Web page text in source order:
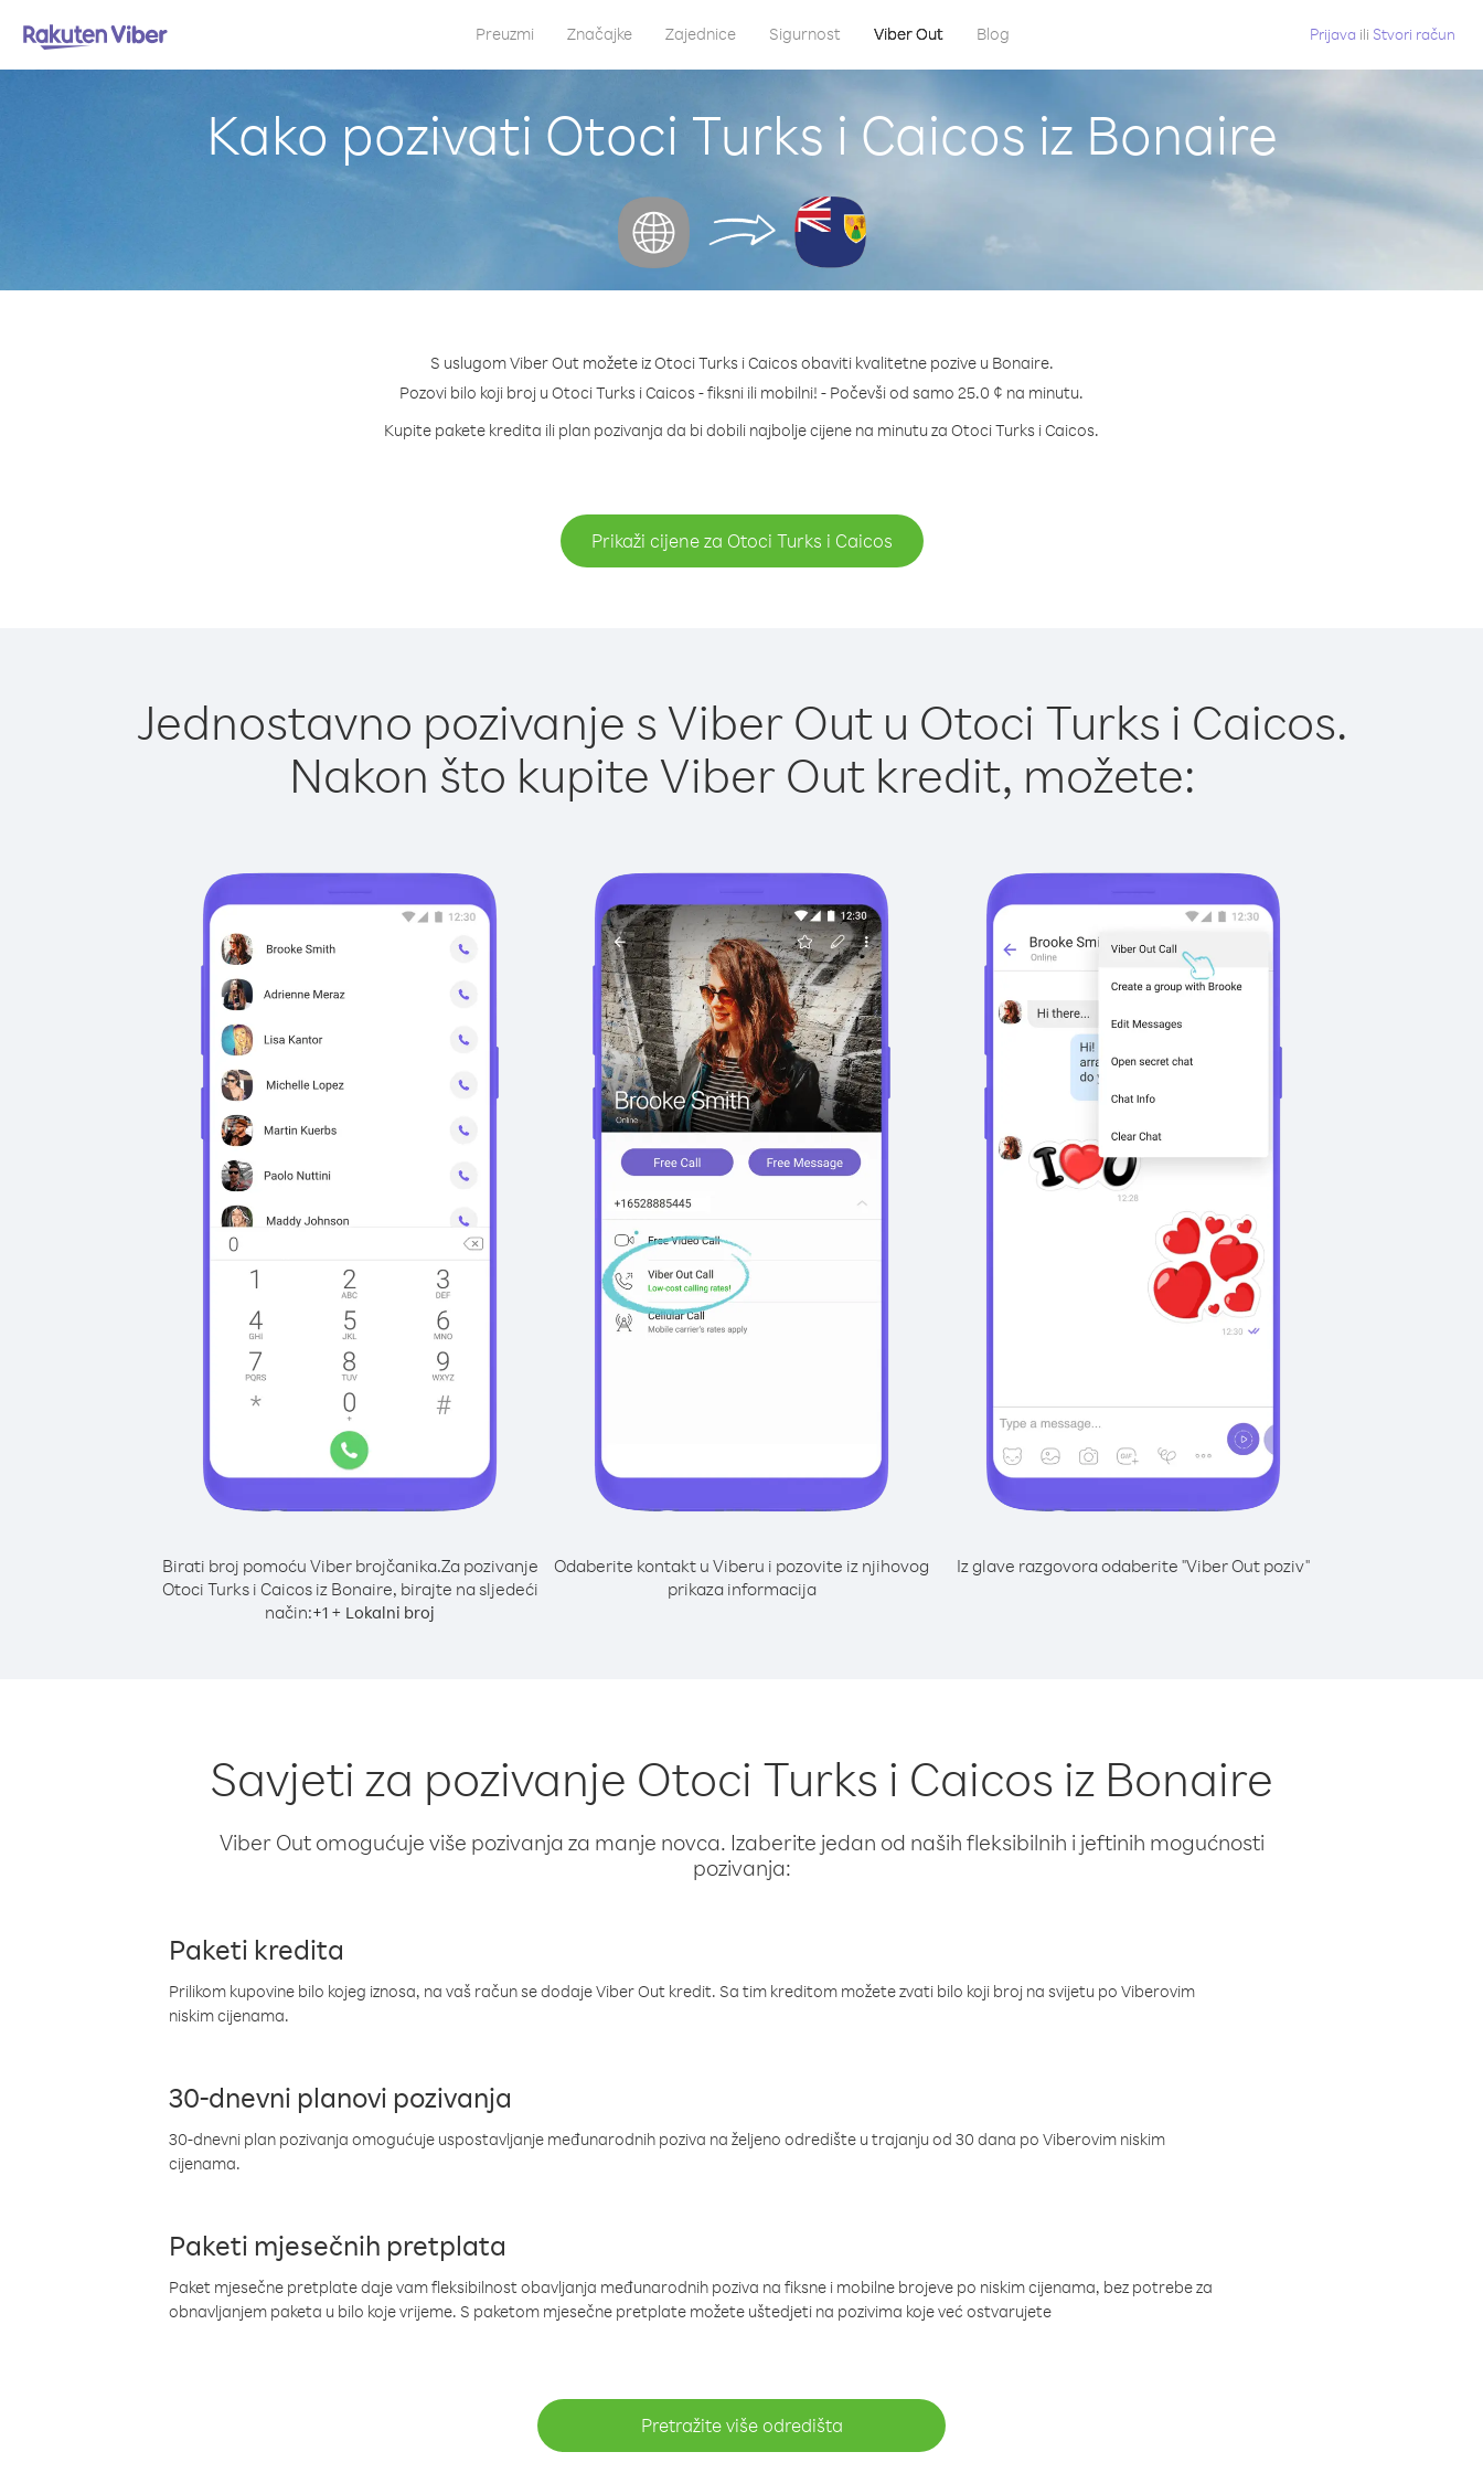
Preuzmi Značajke Zajednice Sigurnost Viber Out Blog Prijava ili Stvori račun
Kako pozivati Otoci Turks i Caicos iz Bonaire
S uslugom Viber Out možete iz Otoci Turks i Caicos obaviti kvalitetne pozive u Bonaire.
Pozovi bilo koji broj u Otoci Turks i Caicos - fiksni ili mobilni! - Počevši od samo 25.0 ¢ na minutu.
Kupite pakete kredita ili plan pozivanja da bi dobili najbolje cijene na minutu za Otoci Turks i Caicos.
Prikaži cijene za Otoci Turks i Caicos
Jednostavno pozivanje s Viber Out u Otoci Turks i Caicos.
Nakon što kupite Viber Out kredit, možete:
Birati broj pomoću Viber brojčanika.Za pozivanje
Otoci Turks i Caicos iz Bonaire, birajte na sljedeći
način:+1 + Lokalni broj
Odaberite kontakt u Viberu i pozovite iz njihovog
prikaza informacija
Iz glave razgovora odaberite "Viber Out poziv"
Savjeti za pozivanje Otoci Turks i Caicos iz Bonaire
Viber Out omogućuje više pozivanja za manje novca. Izaberite jedan od naših fleksibilnih i jeftinih mogućnosti
pozivanja:
Paketi kredita
Prilikom kupovine bilo kojeg iznosa, na vaš račun se dodaje Viber Out kredit. Sa tim kreditom možete zvati bilo koji broj na svijetu po Viberovim
niskim cijenama.
30-dnevni planovi pozivanja
30-dnevni plan pozivanja omogućuje uspostavljanje međunarodnih poziva na željeno odredište u trajanju od 30 dana po Viberovim niskim
cijenama.
Paketi mjesečnih pretplata
Paket mjesečne pretplate daje vam fleksibilnost obavljanja međunarodnih poziva na fiksne i mobilne brojeve po niskim cijenama, bez potrebe za
obnavljanjem paketa u bilo koje vrijeme. S paketom mjesečne pretplate možete uštedjeti na pozivima koje već ostvarujete
Pretražite više odredišta